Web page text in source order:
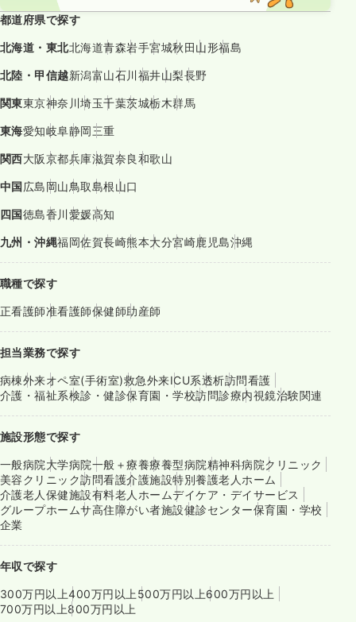
都道府県で探す
北海道・東北北海道青森岩手宮城秋田山形福島
北陸・甲信越新潟富山石川福井山梨長野
関東東京神奈川埼玉千葉茨城栃木群馬
東海愛知岐阜静岡三重
関西大阪京都兵庫滋賀奈良和歌山
中国広島岡山鳥取島根山口
四国徳島香川愛媛高知
九州・沖縄福岡佐賀長崎熊本大分宮崎鹿児島沖縄
職種で探す
正看護師准看護師保健師助産師
担当業務で探す
病棟外来オペ室(手術室)救急外来ICU系透析訪問看護
介護・福祉系検診・健診保育園・学校訪問診療内視鏡治験関連
施設形態で探す
一般病院大学病院一般＋療養療養型病院精神科病院クリニック
美容クリニック訪問看護介護施設特別養護老人ホーム
介護老人保健施設有料老人ホームデイケア・デイサービス
グループホームサ高住障がい者施設健診センター保育園・学校
企業
年収で探す
300万円以上400万円以上 500万円以上600万円以上
700万円以上800万円以上